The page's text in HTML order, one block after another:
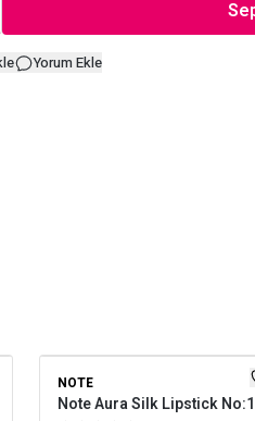
Yorum Ekle
NOTE
Note Aura Silk Lipstick